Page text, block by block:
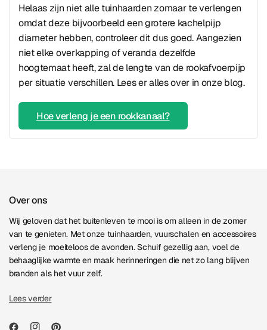
Helaas zijn niet alle tuinhaarden zomaar te verlengen
omdat deze bijvoorbeeld een grotere kachelpijp
diameter hebben, controleer dit dus goed. Aangezien
niet elke overkapping of veranda dezelfde
hoogtemaat heeft, zal de lengte van de rookafvoerpijp
per situatie verschillen. Lees er alles over in onze blog.
Hoe verleng je een rookkanaal?
Over ons
Wij geloven dat het buitenleven te mooi is om alleen in de zomer
van te genieten. Met onze tuinhaarden, vuurschalen en accessoires
verleng je moeiteloos de avonden. Schuif gezellig aan, voel de
behaaglijke warmte en maak herinneringen die net zo lang blijven
branden als het vuur zelf.
Lees verder